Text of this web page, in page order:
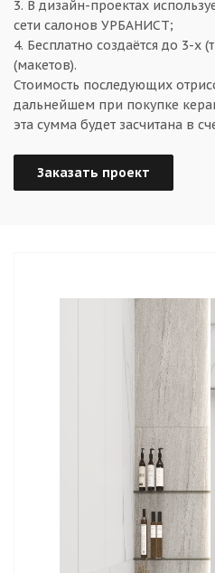
3. В дизайн-проектах
сети салонов УРБАНИСТ;
4. Бесплатно создаётся до 3-х
(макетов).
Стоимость последующих
дальнейшем при покупке
эта сумма будет засчитана в
Заказать проект